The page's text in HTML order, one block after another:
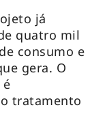
já
quatro mil
consumo e
gera. O
tratamento